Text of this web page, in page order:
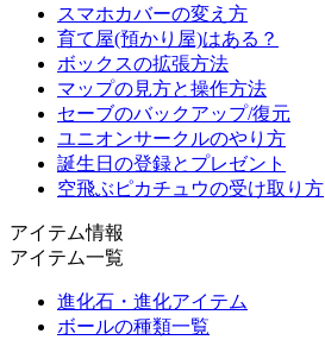
スマホカバーの変え方
育て屋(預かり屋)はある？
ボックスの拡張方法
マップの見方と操作方法
セーブのバックアップ/復元
ユニオンサークルのやり方
誕生日の登録とプレゼント
空飛ぶピカチュウの受け取り方
アイテム情報
アイテム一覧
進化石・進化アイテム
ボールの種類一覧